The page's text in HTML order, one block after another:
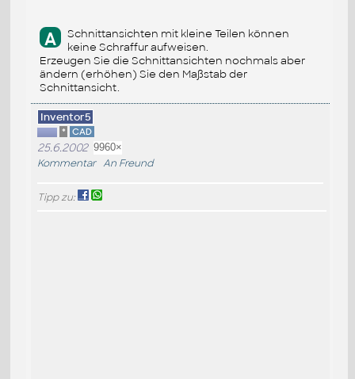
A
Schnittansichten mit kleine Teilen können
keine Schraffur aufweisen.
Erzeugen Sie die Schnittansichten nochmals aber
ändern (erhöhen) Sie den Maßstab der
Schnittansicht.
Inventor5
* CAD
25.6.2002 9960×
Kommentar An Freund
Tipp zu: